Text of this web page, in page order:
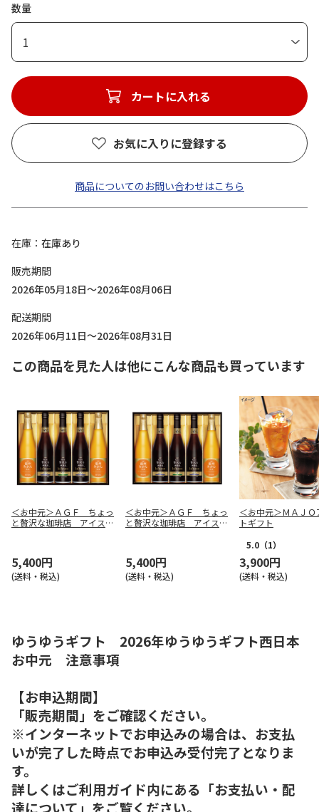
数量
1
カートに入れる
お気に入りに登録する
商品についてのお問い合わせはこちら
在庫
在庫あり
販売期間
2026年05月18日～2026年08月06日
配送期間
2026年06月11日～2026年08月31日
この商品を見た人は他にこんな商品も買っています
＜お中元＞ＡＧＦ ちょっ
と贅沢な珈琲店 アイスプ
5,400円
(送料・税込)
＜お中元＞ＡＧＦ ちょっ
と贅沢な珈琲店 アイスプ
5,400円
(送料・税込)
＜お中元＞ＭＡＪＯ
トギフト
5.0 （1）
3,900円
(送料・税込)
ゆうゆうギフト 2026年ゆうゆうギフト西日本
お中元 注意事項
【お申込期間】
「販売期間」をご確認ください。
※インターネットでお申込みの場合は、お支払
いが完了した時点でお申込み受付完了となりま
す。
詳しくはご利用ガイド内にある「お支払い・配
達について」をご覧ください。